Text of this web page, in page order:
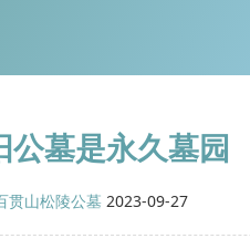
公墓是永久墓园
贯山松陵公墓2023-09-27